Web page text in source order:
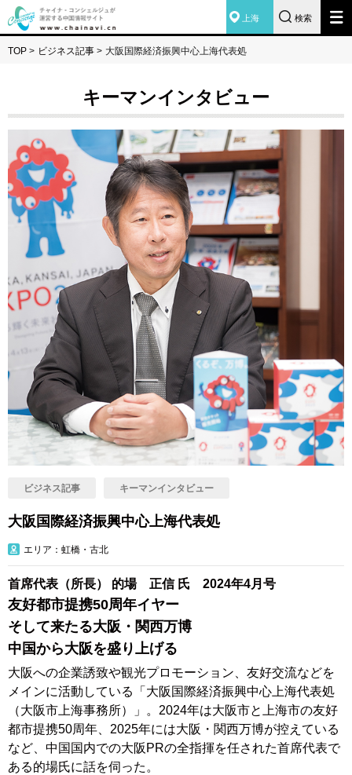
上海 検索
TOP > ビジネス記事 > 大阪国際経済振興中心上海代表処
キーマンインタビュー
ビジネス記事 キーマンインタビュー
大阪国際経済振興中心上海代表処
エリア：虹橋・古北
首席代表（所長） 的場 正信 氏 2024年4月号
友好都市提携50周年イヤー
そして来たる大阪・関西万博
中国から大阪を盛り上げる
大阪への企業誘致や観光プロモーション、友好交流などを
メインに活動している「大阪国際経済振興中心上海代表処
（大阪市上海事務所）」。2024年は大阪市と上海市の友好
都市提携50周年、2025年には大阪・関西万博が控えている
など、中国国内での大阪PRの全指揮を任された首席代表で
ある的場氏に話を伺った。